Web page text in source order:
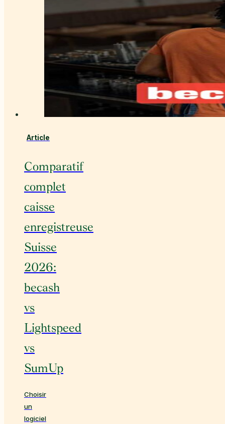
Article
Comparatif
complet
caisse
enregistreuse
Suisse
2026:
becash
vs
Lightspeed
vs
SumUp
Choisir
un
logiciel